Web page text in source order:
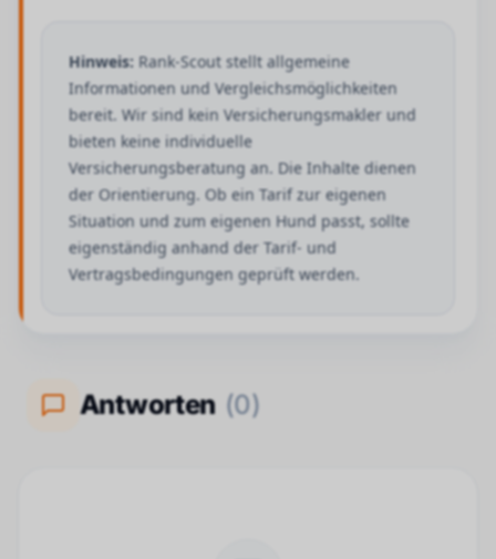
Hinweis: Rank-Scout stellt allgemeine
Informationen und Vergleichsmöglichkeiten
bereit. Wir sind kein Versicherungsmakler und
bieten keine individuelle
Versicherungsberatung an. Die Inhalte dienen
der Orientierung. Ob ein Tarif zur eigenen
Situation und zum eigenen Hund passt, sollte
eigenständig anhand der Tarif- und
Vertragsbedingungen geprüft werden.
Antworten (0)